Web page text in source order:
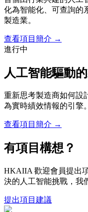
化為智能化、可查詢
製造業。
查看項目簡介 →
進行中
人工智能驅動
重新思考製造商如何
為實時績效情報的引擎。
查看項目簡介 →
有項目構想？
HKAIIA 歡迎會員提出
決的人工智能挑戰，我
提出項目建議